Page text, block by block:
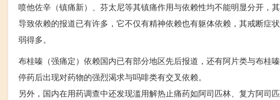
喷他佐辛（镇痛新）、芬太尼等其镇痛作用与依赖性均不能明显分开，
导致依赖的报道已有许多，它不仅有精神依赖也有躯体依赖，其戒断症
弱得多。
布桂嗪（强痛定）依赖国内已有部分地区先后报道，还有阿片类与布桂
停药后出现对药物的强烈渴求与吗啡类有交叉依赖。
另外，国内在用药调查中还发现滥用解热止痛药如阿司匹林、复方阿司